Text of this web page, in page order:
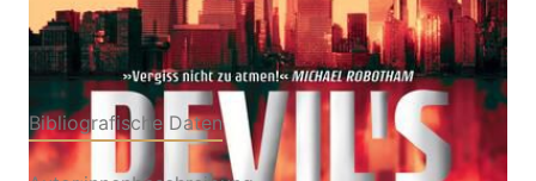
Softcover
ISBN: 978-3-51847490-
7
Bibliografische Daten